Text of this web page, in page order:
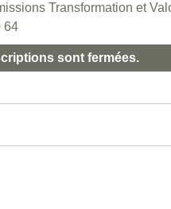
Transformation et
64
sont fermées.